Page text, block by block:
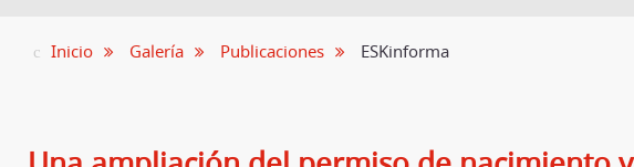
Inicio Galería Publicaciones ESKinforma